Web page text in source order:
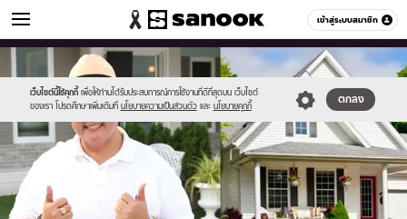
เข้าสู่ระบบสมาชิก
ดูดวง หมวดอื่นๆ
เว็บไซต์นี้ใช้คุกกี้ เพื่อให้ท่านได้รับประสบการณ์การใช้งานที่ดีที่สุดบน เว็บไซต์
ของเรา โปรดศึกษาเพิ่มเติมที่ นโยบายความเป็นส่วนตัว และ นโยบายคุกกี้
ตกลง
Sanook
//s.isanook.com/sr/0/images/logo-
new-
sanook.png
600
60
//s.isanook.com/ho/0/ud/27/135785/home.jpg